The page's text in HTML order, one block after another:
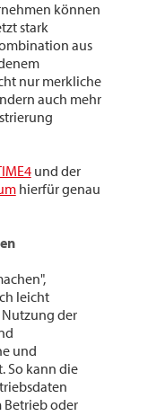
können
stark
aus
nur merkliche
auch mehr
und der
hierfür genau
leicht
Nutzung der
und
So kann die
oder